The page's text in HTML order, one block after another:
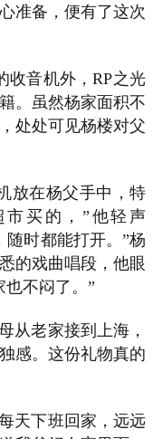
准备，便有了这次
收音机外，RP之光
。虽然杨家面积不
处处可见杨楼对父
放在杨父手中，特
买的，”他轻声
随时都能打开。”杨
的戏曲唱段，他眼
不闷了。”
从老家接到上海，
感。这份礼物真的
天下班回家，远远